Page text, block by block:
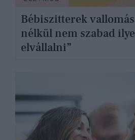
Bébiszitterek
nélkül nem szabad
elvállalni”